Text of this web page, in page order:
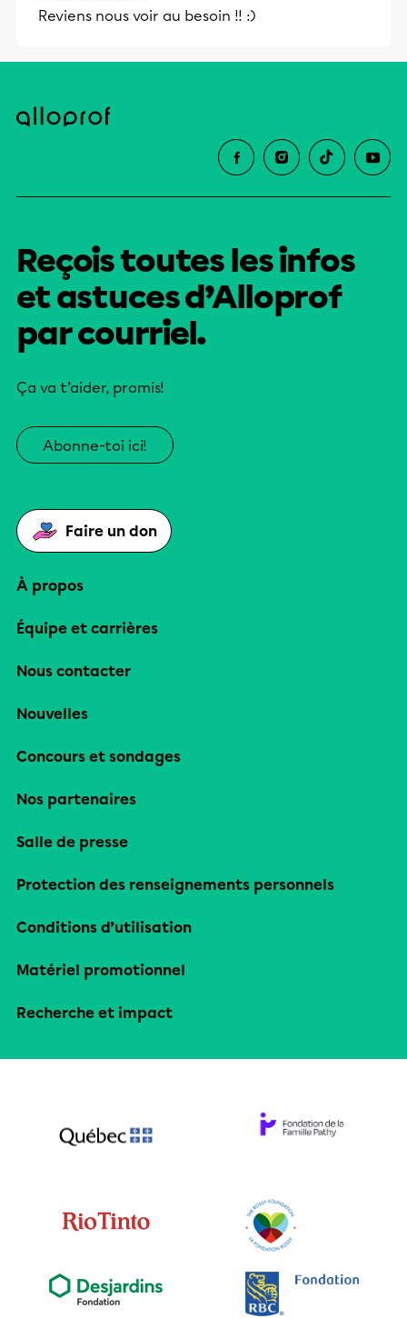
Reviens nous voir au besoin !! :)
Reçois toutes les infos
et astuces d’Alloprof
par courriel.
Ça va t’aider, promis!
Abonne-toi ici!
Faire un don
À propos
Équipe et carrières
Nous contacter
Nouvelles
Concours et sondages
Nos partenaires
Salle de presse
Protection des renseignements personnels
Conditions d’utilisation
Matériel promotionnel
Recherche et impact